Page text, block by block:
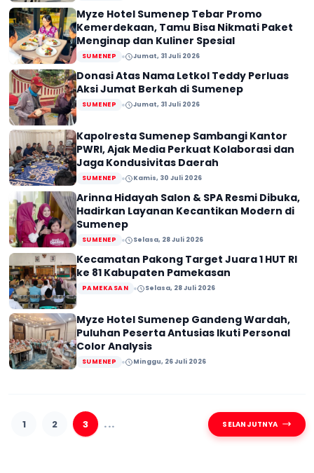
Myze Hotel Sumenep Tebar Promo
Kemerdekaan, Tamu Bisa Nikmati Paket
Menginap dan Kuliner Spesial
SUMENEP Jumat, 31 Juli 2026
Donasi Atas Nama Letkol Teddy Perluas
Aksi Jumat Berkah di Sumenep
SUMENEP Jumat, 31 Juli 2026
Kapolresta Sumenep Sambangi Kantor
PWRI, Ajak Media Perkuat Kolaborasi dan
Jaga Kondusivitas Daerah
SUMENEP Kamis, 30 Juli 2026
Arinna Hidayah Salon & SPA Resmi Dibuka,
Hadirkan Layanan Kecantikan Modern di
Sumenep
SUMENEP Selasa, 28 Juli 2026
Kecamatan Pakong Target Juara 1 HUT RI
ke 81 Kabupaten Pamekasan
PAMEKASAN Selasa, 28 Juli 2026
Myze Hotel Sumenep Gandeng Wardah,
Puluhan Peserta Antusias Ikuti Personal
Color Analysis
SUMENEP Minggu, 26 Juli 2026
1 2 3 ... SELANJUTNYA